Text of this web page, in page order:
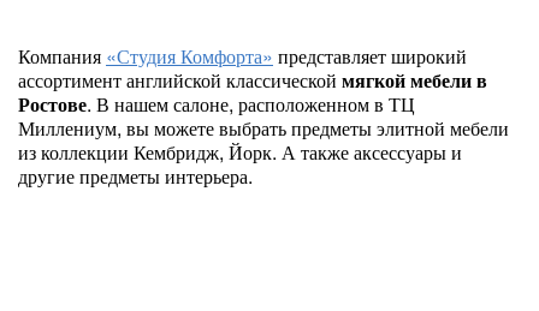
Компания «Студия Комфорта» представляет широкий
ассортимент английской классической мягкой мебели в
Ростове. В нашем салоне, расположенном в ТЦ
Миллениум, вы можете выбрать предметы элитной мебели
из коллекции Кембридж, Йорк. А также аксессуары и
другие предметы интерьера.